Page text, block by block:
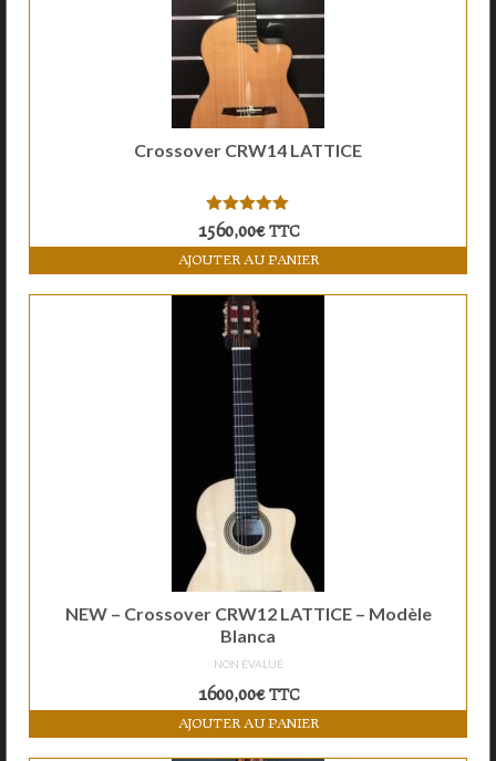
Crossover CRW14 LATTICE
5.00 sur 5
1560,00€ TTC
AJOUTER AU PANIER
NEW – Crossover CRW12 LATTICE – Modèle
Blanca
NON ÉVALUÉ
1600,00€ TTC
AJOUTER AU PANIER